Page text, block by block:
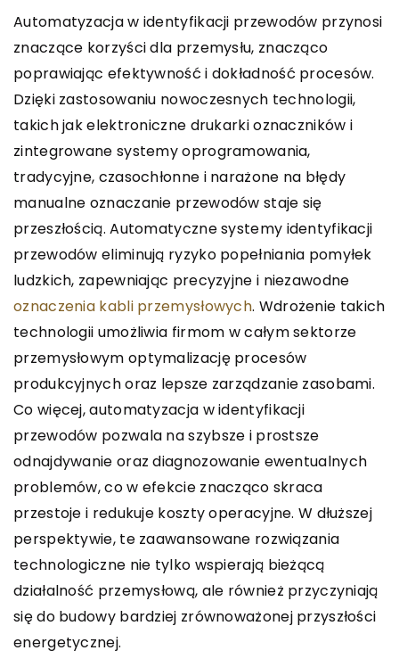
Automatyzacja w identyfikacji przewodów przynosi
znaczące korzyści dla przemysłu, znacząco
poprawiając efektywność i dokładność procesów.
Dzięki zastosowaniu nowoczesnych technologii,
takich jak elektroniczne drukarki oznaczników i
zintegrowane systemy oprogramowania,
tradycyjne, czasochłonne i narażone na błędy
manualne oznaczanie przewodów staje się
przeszłością. Automatyczne systemy identyfikacji
przewodów eliminują ryzyko popełniania pomyłek
ludzkich, zapewniając precyzyjne i niezawodne
oznaczenia kabli przemysłowych. Wdrożenie takich
technologii umożliwia firmom w całym sektorze
przemysłowym optymalizację procesów
produkcyjnych oraz lepsze zarządzanie zasobami.
Co więcej, automatyzacja w identyfikacji
przewodów pozwala na szybsze i prostsze
odnajdywanie oraz diagnozowanie ewentualnych
problemów, co w efekcie znacząco skraca
przestoje i redukuje koszty operacyjne. W dłuższej
perspektywie, te zaawansowane rozwiązania
technologiczne nie tylko wspierają bieżącą
działalność przemysłową, ale również przyczyniają
się do budowy bardziej zrównoważonej przyszłości
energetycznej.